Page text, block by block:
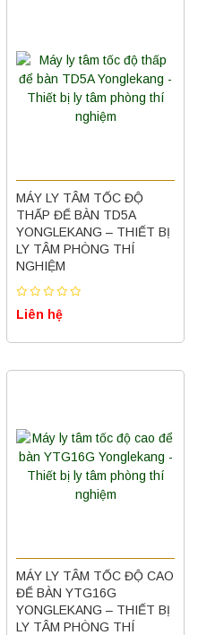
MÁY LY TÂM TỐC ĐỘ
THẤP ĐỂ BÀN TD5A
YONGLEKANG – THIẾT BỊ
LY TÂM PHÒNG THÍ
NGHIỆM
Liên hệ
MÁY LY TÂM TỐC ĐỘ CAO
ĐỂ BÀN YTG16G
YONGLEKANG – THIẾT BỊ
LY TÂM PHÒNG THÍ